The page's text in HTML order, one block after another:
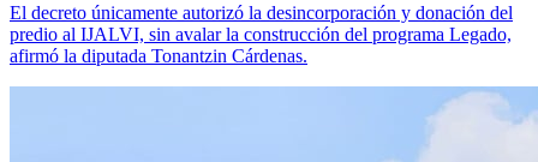
El decreto únicamente autorizó la desincorporación y donación del
predio al IJALVI, sin avalar la construcción del programa Legado,
afirmó la diputada Tonantzin Cárdenas.